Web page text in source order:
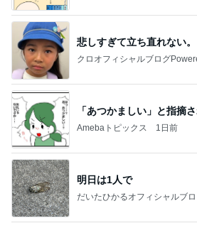
悲しすぎて立ち直れない。
クロオフィシャルブログ
「あつかましい」と指摘
Amebaトピックス 1日前
明日は1人で
だいたひかるオフィシャルブ